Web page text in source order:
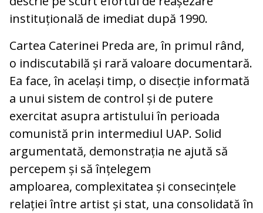
instituțională de imediat după 1990.
Cartea Caterinei Preda are, în primul rând,
o indiscutabilă și rară valoare documentară.
Ea face, în același timp, o disecție informată
a unui sistem de control și de putere
exercitat asupra artistului în perioada
comunistă prin intermediul UAP. Solid
argumentată, demonstrația ne ajută să
percepem și să înțelegem
amploarea, complexitatea și consecințele
relației între artist și stat, una consolidată în